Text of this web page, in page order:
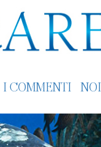
I COMMENTI